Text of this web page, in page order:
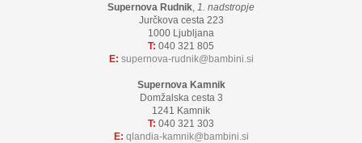
Supernova Rudnik, 1. nadstropje
Jurčkova cesta 223
1000 Ljubljana
T: 040 321 805
E: supernova-rudnik bambini.si
Supernova Kamnik
Domžalska cesta 3
1241 Kamnik
T: 040 321 303
E: qlandia-kamnik bambini.si